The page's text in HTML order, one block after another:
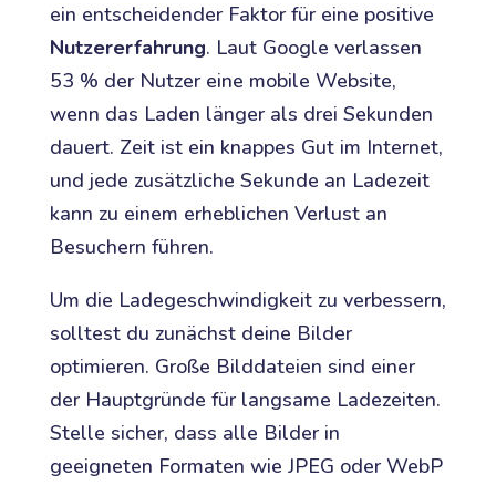
ein entscheidender Faktor für eine positive
Nutzererfahrung. Laut Google verlassen
53 % der Nutzer eine mobile Website,
wenn das Laden länger als drei Sekunden
dauert. Zeit ist ein knappes Gut im Internet,
und jede zusätzliche Sekunde an Ladezeit
kann zu einem erheblichen Verlust an
Besuchern führen.
Um die Ladegeschwindigkeit zu verbessern,
solltest du zunächst deine Bilder
optimieren. Große Bilddateien sind einer
der Hauptgründe für langsame Ladezeiten.
Stelle sicher, dass alle Bilder in
geeigneten Formaten wie JPEG oder WebP